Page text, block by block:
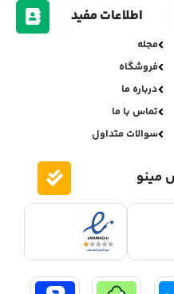
اطلاعات مفید
مجله
فروشگاه
درباره ما
تماس با ما
سوالات متداول
مینو